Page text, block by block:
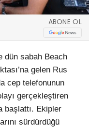
ABONE OL
dün sabah Beach
gelen Rus
cep telefonunun
gerçekleştiren
başlattı. Ekipler
sürdürdüğü